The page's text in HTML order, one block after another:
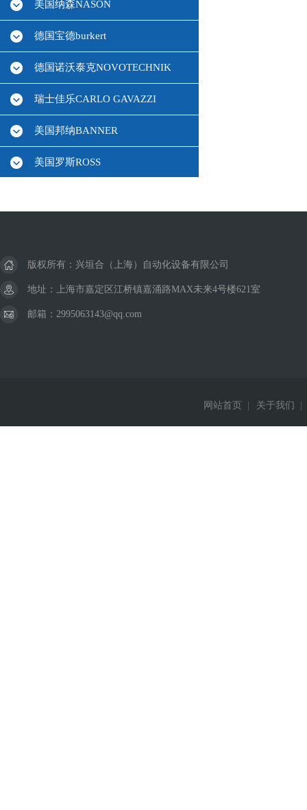
美国纳森NASON
德国宝德burkert
德国诺沃泰克NOVOTECHNIK
瑞士佳乐CARLO GAVAZZI
美国邦纳BANNER
美国罗斯ROSS
德国西克SICK
美国杜博林DEUBLIN
版权所有：兴垣合（上海）自动化设备有限公司
地址：上海市嘉定区江桥镇嘉涌路MAX未来4号楼621室
邮箱：2995063143@qq.com
网站首页 关于我们